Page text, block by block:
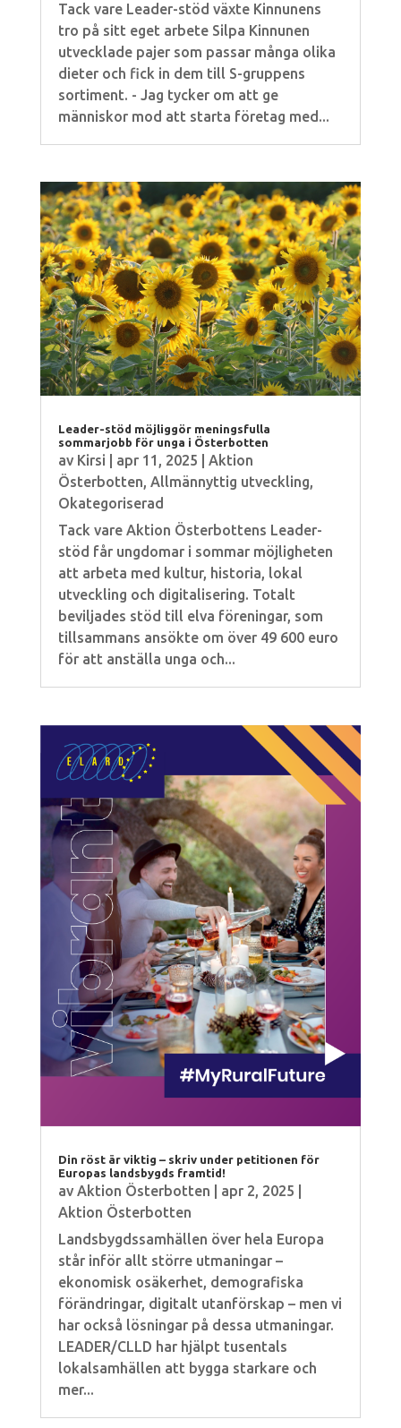
Tack vare Leader-stöd växte Kinnunens
tro på sitt eget arbete Silpa Kinnunen
utvecklade pajer som passar många olika
dieter och fick in dem till S-gruppens
sortiment. - Jag tycker om att ge
människor mod att starta företag med...
Leader-stöd möjliggör meningsfulla
sommarjobb för unga i Österbotten
av Kirsi apr 11, 2025
Aktion
Österbotten, Allmännyttig utveckling,
Okategoriserad
Tack vare Aktion Österbottens Leader-
stöd får ungdomar i sommar möjligheten
att arbeta med kultur, historia, lokal
utveckling och digitalisering. Totalt
beviljades stöd till elva föreningar, som
tillsammans ansökte om över 49 600 euro
för att anställa unga och...
Din röst är viktig – skriv under petitionen för
Europas landsbygds framtid!
av Aktion Österbotten apr 2, 2025
Aktion Österbotten
Landsbygdssamhällen över hela Europa
står inför allt större utmaningar –
ekonomisk osäkerhet, demografiska
förändringar, digitalt utanförskap – men vi
har också lösningar på dessa utmaningar.
LEADER/CLLD har hjälpt tusentals
lokalsamhällen att bygga starkare och
mer...